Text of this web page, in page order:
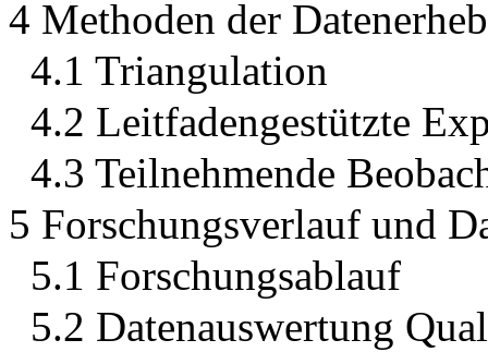
4 Methoden der
4.1 Triangulation
4.2 Leitfadengestützte
4.3 Teilnehmende
5 Forschungsverlauf und
5.1 Forschungsablauf
5.2 Datenauswertung